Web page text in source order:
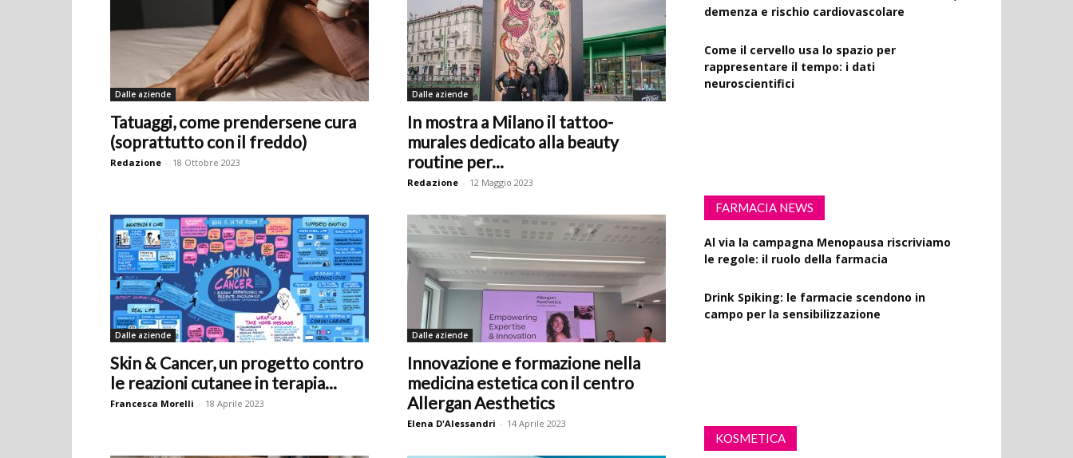
Dalle aziende
Tatuaggi, come prendersene cura
(soprattutto con il freddo)
Redazione - 18 Ottobre 2023
Dalle aziende
In mostra a Milano il tattoo-
murales dedicato alla beauty
routine per...
Redazione - 12 Maggio 2023
Dalle aziende
Skin & Cancer, un progetto contro
le reazioni cutanee in terapia...
Francesca Morelli - 18 Aprile 2023
Dalle aziende
Innovazione e formazione nella
medicina estetica con il centro
Allergan Aesthetics
Elena D'Alessandri - 14 Aprile 2023
demenza e rischio cardiovascolare
Come il cervello usa lo spazio per
rappresentare il tempo: i dati
neuroscientifici
FARMACIA NEWS
Al via la campagna Menopausa riscriviamo
le regole: il ruolo della farmacia
Drink Spiking: le farmacie scendono in
campo per la sensibilizzazione
KOSMETICA